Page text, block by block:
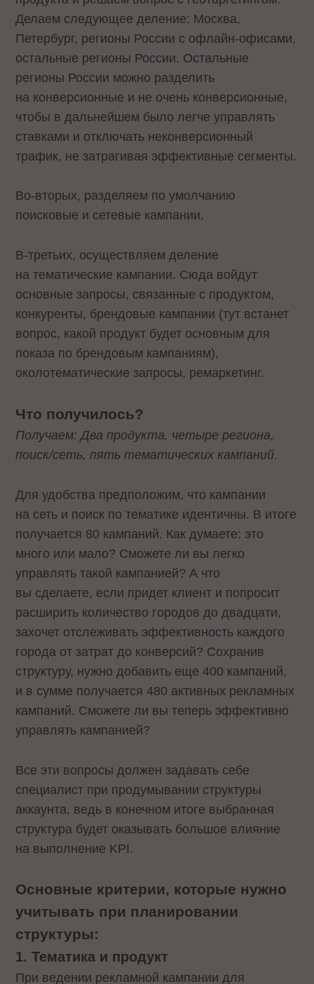
Делаем следующее деление: Москва,
Петербург, регионы России с офлайн-офисами,
остальные регионы России. Остальные
регионы России можно разделить
на конверсионные и не очень конверсионные,
чтобы в дальнейшем было легче управлять
ставками и отключать неконверсионный
трафик, не затрагивая эффективные сегменты.
Во-вторых, разделяем по умолчанию
поисковые и сетевые кампании.
В-третьих, осуществляем деление
на тематические кампании. Сюда войдут
основные запросы, связанные с продуктом,
конкуренты, брендовые кампании (тут встанет
вопрос, какой продукт будет основным для
показа по брендовым кампаниям),
околотематические запросы, ремаркетинг.
Что получилось?
Получаем: Два продукта, четыре региона,
поиск/сеть, пять тематических кампаний.
Для удобства предположим, что кампании
на сеть и поиск по тематике идентичны. В итоге
получается 80 кампаний. Как думаете: это
много или мало? Сможете ли вы легко
управлять такой кампанией? А что
вы сделаете, если придет клиент и попросит
расширить количество городов до двадцати,
захочет отслеживать эффективность каждого
города от затрат до конверсий? Сохранив
структуру, нужно добавить еще 400 кампаний,
и в сумме получается 480 активных рекламных
кампаний. Сможете ли вы теперь эффективно
управлять кампанией?
Все эти вопросы должен задавать себе
специалист при продумывании структуры
аккаунта, ведь в конечном итоге выбранная
структура будет оказывать большое влияние
на выполнение KPI.
Основные критерии, которые нужно
учитывать при планировании
структуры:
1. Тематика и продукт
При ведении рекламной кампании для